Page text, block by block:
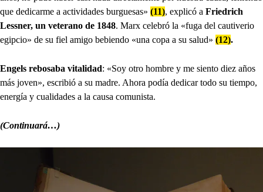
que dedicarme a actividades burguesas» (11), explicó a Friedrich
Lessner, un veterano de 1848. Marx celebró la «fuga del cautiverio
egipcio» de su fiel amigo bebiendo «una copa a su salud» (12).
Engels rebosaba vitalidad: «Soy otro hombre y me siento diez años
más joven», escribió a su madre. Ahora podía dedicar todo su tiempo,
energía y cualidades a la causa comunista.
(Continuará…)